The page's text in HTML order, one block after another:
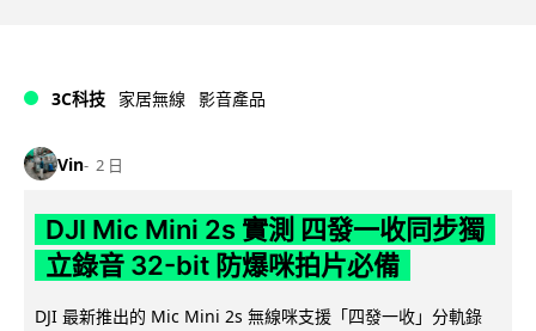
3C科技 家居無線 影音產品
Vin 2 日
DJI Mic Mini 2s 實測 四發一收同步獨
立錄音 32-bit 防爆咪拍片必備
DJI 最新推出的 Mic Mini 2s 無線咪支援「四發一收」分軌錄